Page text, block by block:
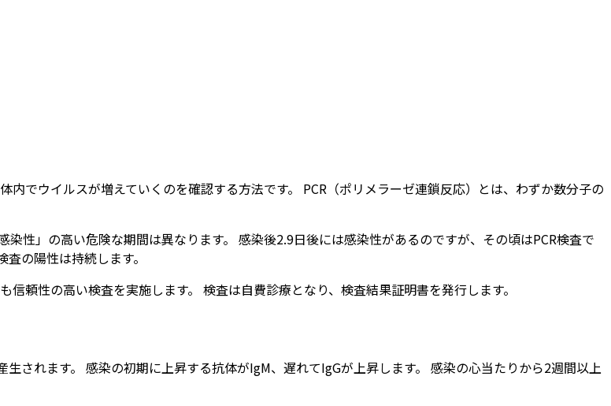
でウイルスが増えていくのを確認する方法です。 PCR（ポリメラーゼ連鎖反応）とは、わずか数分子の
性」の高い危険な期間は異なります。 感染後2.9日後には感染性があるのですが、その頃はPCR検査で
の陽性は持続します。
頼性の高い検査を実施します。 検査は自費診療となり、検査結果証明書を発行します。
されます。 感染の初期に上昇する抗体がIgM、遅れてIgGが上昇します。 感染の心当たりから2週間以上